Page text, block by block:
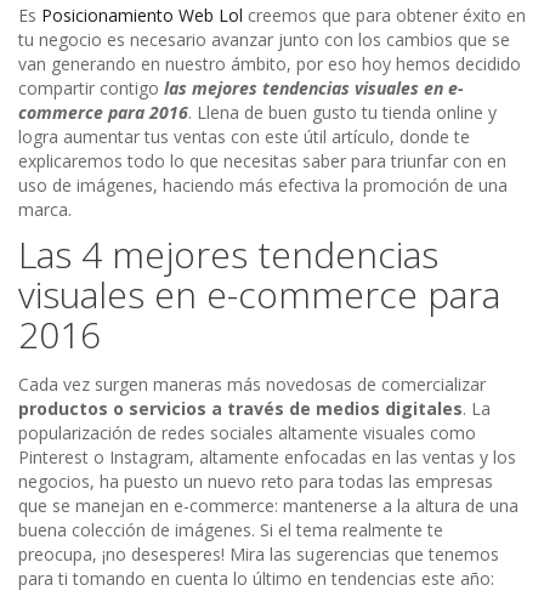
Es Posicionamiento Web Lol creemos que para obtener éxito en
tu negocio es necesario avanzar junto con los cambios que se
van generando en nuestro ámbito, por eso hoy hemos decidido
compartir contigo las mejores tendencias visuales en e-
commerce para 2016. Llena de buen gusto tu tienda online y
logra aumentar tus ventas con este útil artículo, donde te
explicaremos todo lo que necesitas saber para triunfar con en
uso de imágenes, haciendo más efectiva la promoción de una
marca.
Las 4 mejores tendencias
visuales en e-commerce para
2016
Cada vez surgen maneras más novedosas de comercializar
productos o servicios a través de medios digitales. La
popularización de redes sociales altamente visuales como
Pinterest o Instagram, altamente enfocadas en las ventas y los
negocios, ha puesto un nuevo reto para todas las empresas
que se manejan en e-commerce: mantenerse a la altura de una
buena colección de imágenes. Si el tema realmente te
preocupa, ¡no desesperes! Mira las sugerencias que tenemos
para ti tomando en cuenta lo último en tendencias este año: